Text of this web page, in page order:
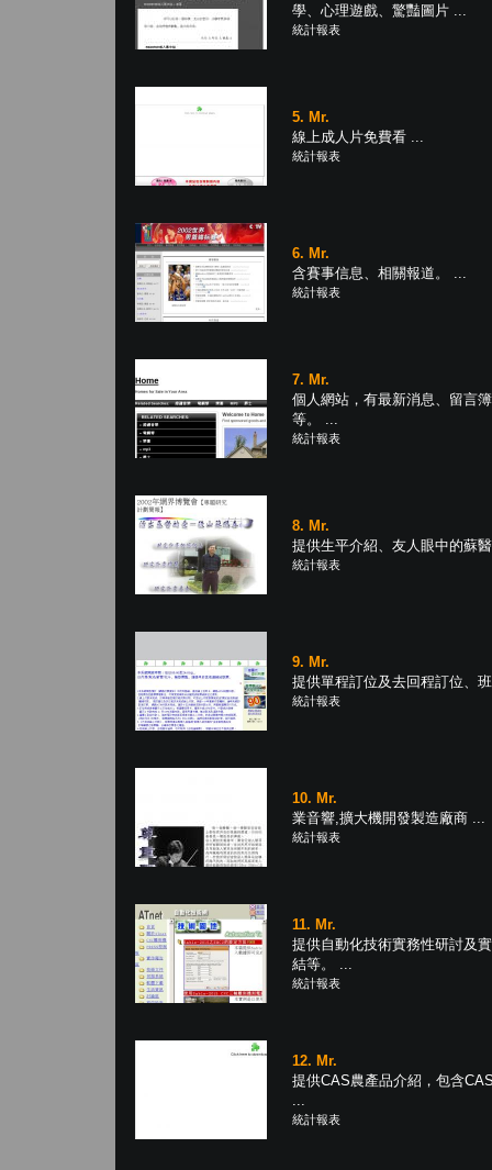
學、心理遊戲、驚豔圖片 ...
統計報表
5. Mr.
線上成人片免費看 ...
統計報表
6. Mr.
含賽事信息、相關報道。 ...
統計報表
7. Mr.
個人網站，有最新消息、留言
等。 ...
統計報表
8. Mr.
提供生平介紹、友人眼中的蘇
統計報表
9. Mr.
提供單程訂位及去回程訂位、
統計報表
10. Mr.
業音響,擴大機開發製造廠商 ...
統計報表
11. Mr.
提供自動化技術實務性研討及
結等。 ...
統計報表
12. Mr.
提供CAS農產品介紹，包含
...
統計報表